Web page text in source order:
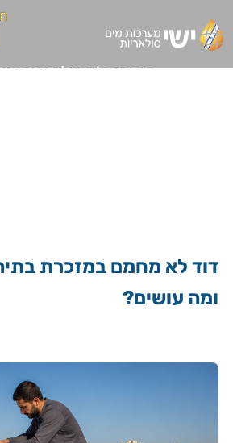
דף הביתבלוגדוד לא מחמם
דוד לא מחמם במזכרת
ומה עושים?